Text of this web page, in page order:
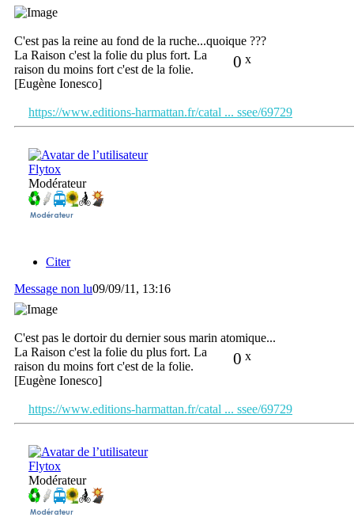
C'est pas la reine au fond de la ruche...quoique ???
0 x
La Raison c'est la folie du plus fort. La
raison du moins fort c'est de la folie.
[Eugène Ionesco]
https://www.editions-harmattan.fr/catal ... ssee/69729
Flytox
Modérateur
Citer
Message non lu09/09/11, 13:16
C'est pas le dortoir du dernier sous marin atomique...
0 x
La Raison c'est la folie du plus fort. La
raison du moins fort c'est de la folie.
[Eugène Ionesco]
https://www.editions-harmattan.fr/catal ... ssee/69729
Flytox
Modérateur